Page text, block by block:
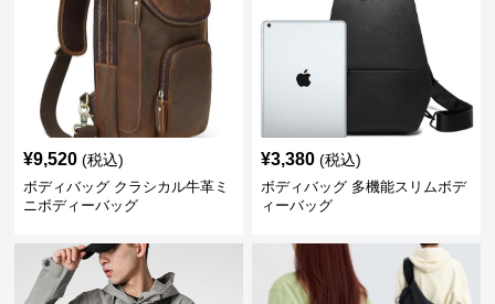
¥9,520 (税込)
ボディバッグ クラシカル牛革ミ
ニボディーバッグ
¥3,380 (税込)
ボディバッグ 多機能スリムボデ
ィーバッグ